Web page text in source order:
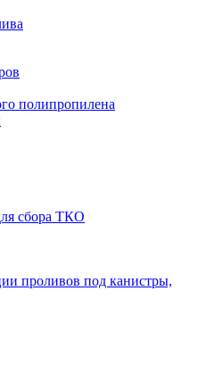
полипропилена
сбора ТКО
проливов под канистры,